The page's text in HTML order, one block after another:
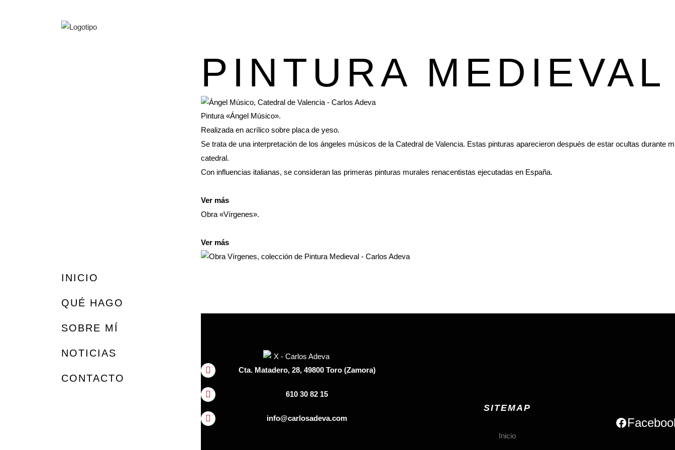
INICIO
QUÉ HAGO
SOBRE MÍ
NOTICIAS
CONTACTO
PINTURA MEDIEVAL
Pintura «Ángel Músico».
Realizada en acrílico sobre placa de yeso.
Se trata de una interpretación de los ángeles músicos de la Catedral de Valencia. Estas pinturas aparecieron después de estar ocultas durante
catedral.
Con influencias italianas, se consideran las primeras pinturas murales renacentistas ejecutadas en España.
Ver más
Obra «Vírgenes».
Ver más
Cta. Matadero, 28, 49800 Toro (Zamora)
610 30 82 15
info@carlosadeva.com
SITEMAP
Inicio